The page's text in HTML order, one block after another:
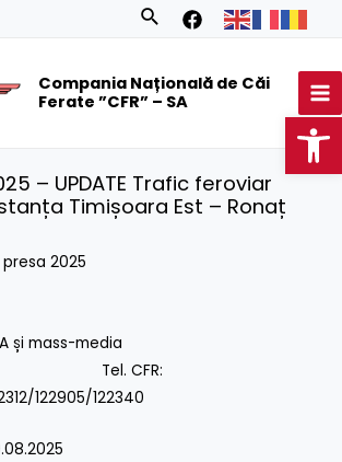
Search
Compania Națională de Căi
Ferate ”CFR” – SA
– UPDATE Trafic feroviar
Timișoara Est – Ronaț
2025
și mass-media
CFR:
122905/122340
19.08.2025